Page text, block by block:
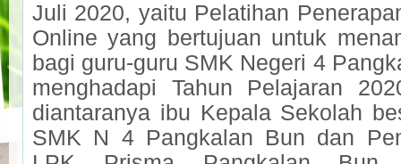
Juli 2020, yaitu Pelatihan
Online yang bertujuan untuk
bagi guru-guru SMK Negeri 4
menghadapi Tahun Pelajaran
diantaranya ibu Kepala Sekolah
SMK N 4 Pangkalan Bun dan